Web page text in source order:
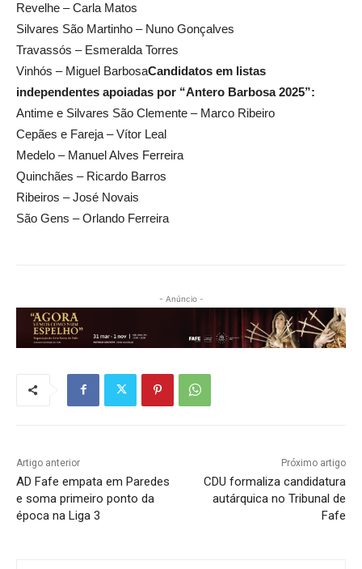
Revelhe – Carla Matos
Silvares São Martinho – Nuno Gonçalves
Travassós – Esmeralda Torres
Vinhós – Miguel BarbosaCandidatos em listas
independentes apoiadas por “Antero Barbosa 2025”:
Antime e Silvares São Clemente – Marco Ribeiro
Cepães e Fareja – Vítor Leal
Medelo – Manuel Alves Ferreira
Quinchães – Ricardo Barros
Ribeiros – José Novais
São Gens – Orlando Ferreira
- Anúncio -
Artigo anterior
AD Fafe empata em Paredes
e soma primeiro ponto da
época na Liga 3
Próximo artigo
CDU formaliza candidatura
autárquica no Tribunal de
Fafe